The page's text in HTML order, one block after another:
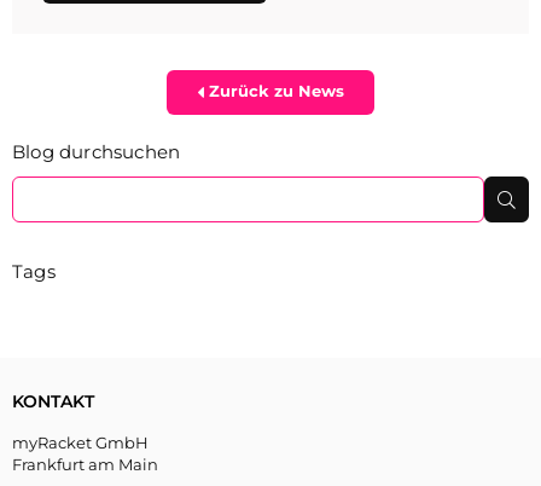
Zurück zu News
Blog durchsuchen
Tags
KONTAKT
myRacket GmbH
Frankfurt am Main